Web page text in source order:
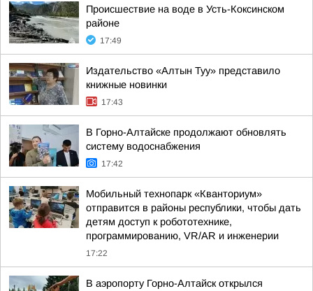
Происшествие на воде в Усть-Коксинском
районе
17:49
Издательство «Алтын Туу» представило
книжные новинки
17:43
В Горно-Алтайске продолжают обновлять
систему водоснабжения
17:42
Мобильный технопарк «Кванториум»
отправится в районы республики, чтобы дать
детям доступ к робототехнике,
программированию, VR/AR и инженерии
17:22
В аэропорту Горно-Алтайск открылся